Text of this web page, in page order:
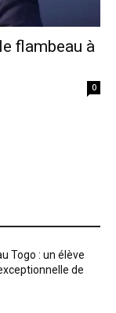
flambeau à
0
Togo : un élève
de